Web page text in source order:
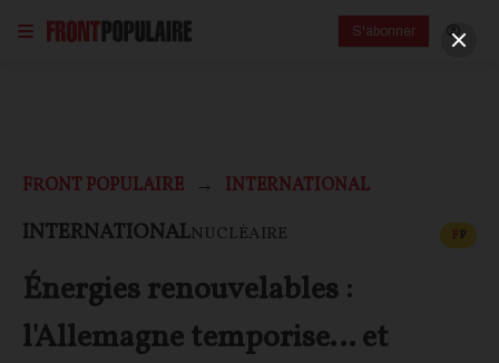
S'abonner
FRONT POPULAIRE INTERNATIONAL
INTERNATIONALNUCLÉAIRE FP
Énergies renouvelables :
l'Allemagne temporise… et